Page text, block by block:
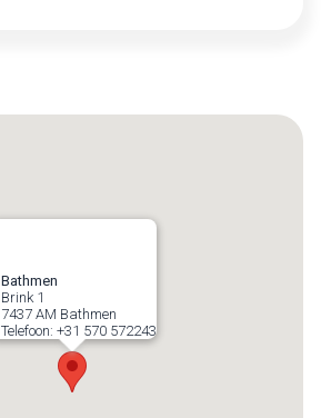
Bathmen
Brink 1
7437 AM Bathmen
Telefoon: +31 570 572243